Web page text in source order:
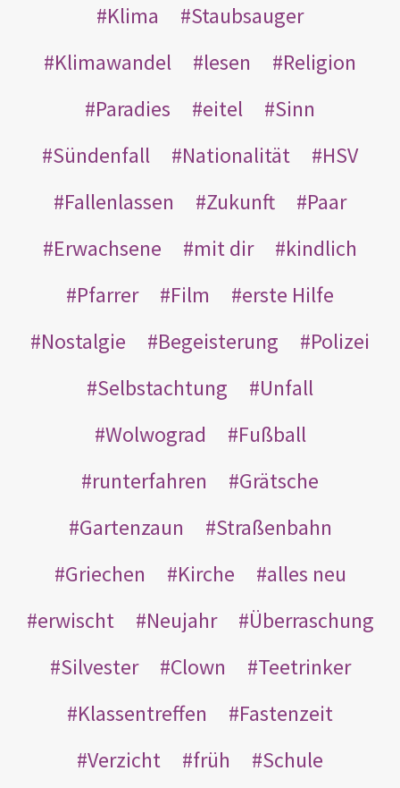
Klima
Staubsauger
Klimawandel
lesen
Religion
Paradies
eitel
Sinn
Sündenfall
Nationalität
HSV
Fallenlassen
Zukunft
Paar
Erwachsene
mit dir
kindlich
Pfarrer
Film
erste Hilfe
Nostalgie
Begeisterung
Polizei
Selbstachtung
Unfall
Wolwograd
Fußball
runterfahren
Grätsche
Gartenzaun
Straßenbahn
Griechen
Kirche
alles neu
erwischt
Neujahr
Überraschung
Silvester
Clown
Teetrinker
Klassentreffen
Fastenzeit
Verzicht
früh
Schule